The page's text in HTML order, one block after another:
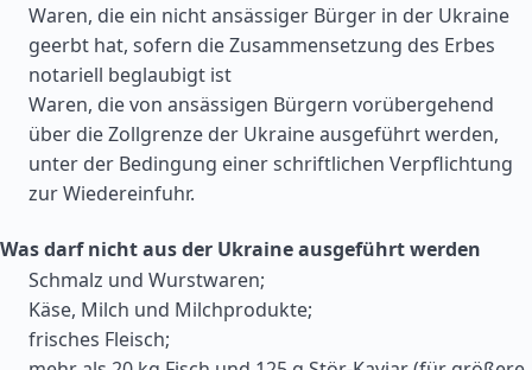
Waren, die ein nicht ansässiger Bürger in der Ukraine
geerbt hat, sofern die Zusammensetzung des Erbes
notariell beglaubigt ist
Waren, die von ansässigen Bürgern vorübergehend
über die Zollgrenze der Ukraine ausgeführt werden,
unter der Bedingung einer schriftlichen Verpflichtung
zur Wiedereinfuhr.
Was darf nicht aus der Ukraine ausgeführt werden
Schmalz und Wurstwaren;
Käse, Milch und Milchprodukte;
frisches Fleisch;